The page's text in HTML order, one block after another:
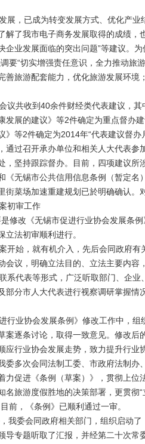
，已成为转变发展方式、优化产
解了我市电子商务发展取得的成绩
业发展面临的突出问题”等建议。
要“切实增强责任意识，全力推动旅
善旅游配套能力，优化旅游发展环境
共收到40余件财经类代表建议，
发展的建议》等2件确定为重点督办
》等2件确定为2014年“代表建议督
通过召开承办单位和相关人大代表
，坚持跟踪督办。目前，四项建议
《无锡市公共信用信息条例（暂定
菜场加速重建规划已於明确确认。
初审工作
改《无锡市促进行业协会发展条
坚持全程参与，
始，就有机介入，先后会同政府有
议，明确立法目的、立法主要内容
代表等形式，广泛听取部门、企业
部分市人大代表进行视察调研掌握
业协会发展条例》修改工作中，组
案逐条讨论，取得一致意见。修改
应行业协会发展走势，致力提升行
委多次会同法制工委、市政府法制
力促进《条例（草案）》，贯彻上
名旅游度假胜地的决策部署，更贯彻
前，《条例》已顺利通过一审。
委会同政府相关部门，组织启动
导专题听取了汇报，并经第二十次